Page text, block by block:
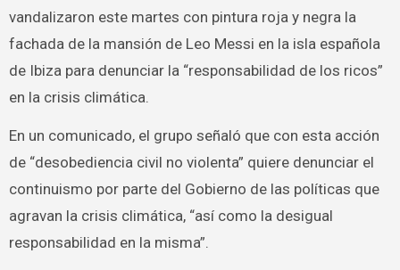
vandalizaron este martes con pintura roja y negra la
fachada de la mansión de Leo Messi en la isla española
de Ibiza para denunciar la “responsabilidad de los ricos”
en la crisis climática.
En un comunicado, el grupo señaló que con esta acción
de “desobediencia civil no violenta” quiere denunciar el
continuismo por parte del Gobierno de las políticas que
agravan la crisis climática, “así como la desigual
responsabilidad en la misma”.